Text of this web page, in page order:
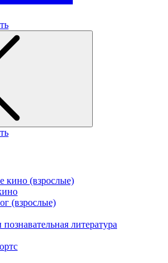
кино (взрослые)
(взрослые)
литература